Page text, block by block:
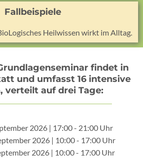
Fallbeispiele
Heilwissen wirkt im Alltag.
findet in
und umfasst 16 intensive
verteilt auf drei Tage:
2026 | 17:00 - 21:00 Uhr
2026 | 10:00 - 17:00 Uhr
2026 | 10:00 - 17:00 Uhr